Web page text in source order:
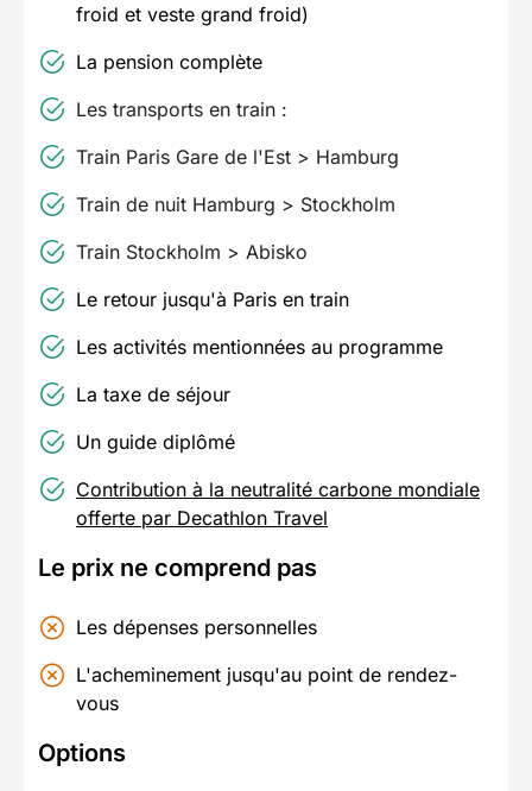
froid et veste grand froid)
La pension complète
Les transports en train :
Train Paris Gare de l'Est > Hamburg
Train de nuit Hamburg > Stockholm
Train Stockholm > Abisko
Le retour jusqu'à Paris en train
Les activités mentionnées au programme
La taxe de séjour
Un guide diplômé
Contribution à la neutralité carbone mondiale
offerte par Decathlon Travel
Le prix ne comprend pas
Les dépenses personnelles
L'acheminement jusqu'au point de rendez-
vous
Options